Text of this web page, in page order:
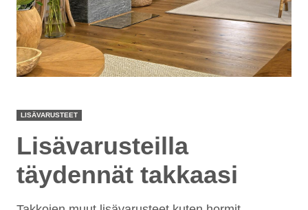
LISÄVARUSTEET
Lisävarusteilla
täydennät takkaasi